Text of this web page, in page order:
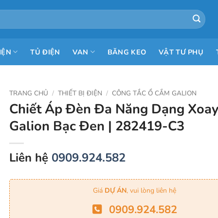
TỦ ĐIỆN VAN BĂNG KEO VẬT TƯ PHỤ
TRANG CHỦ / THIẾT BỊ ĐIỆN / CÔNG TẮC Ổ CẮM GALION
Chiết Áp Đèn Đa Năng Dạng Xoay
Galion Bạc Đen | 282419-C3
Liên hệ 0909.924.582
Giá DỰ ÁN, vui lòng liên hệ
0909.924.582